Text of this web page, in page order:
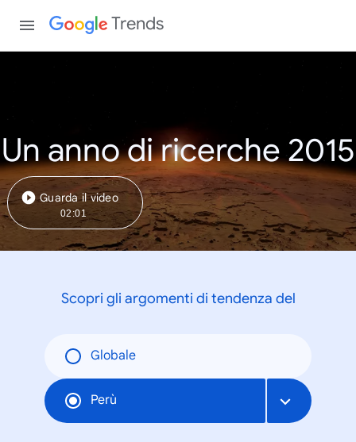
Trends
Un anno di ricerche 2015
Guarda il video
02:01
Scopri gli argomenti di tendenza del
Globale
Perù